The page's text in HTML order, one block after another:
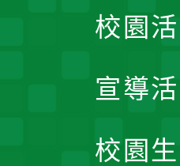
校園
宣導
校園